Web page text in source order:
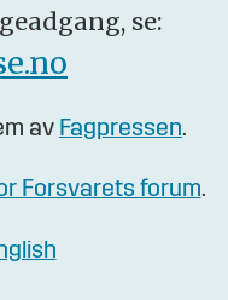
se:
av Fagpressen.
Forsvarets forum.